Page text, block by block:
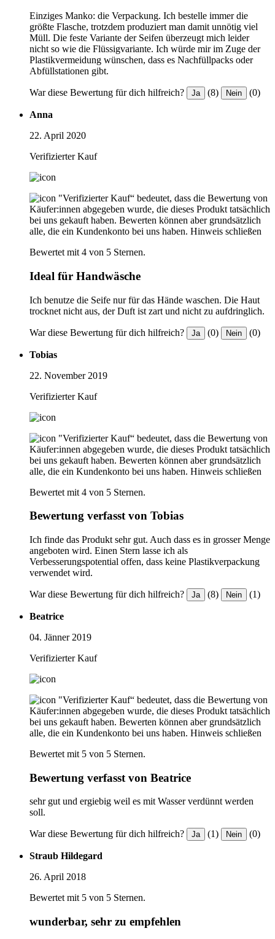
Einziges Manko: die Verpackung. Ich bestelle immer die
größte Flasche, trotzdem produziert man damit unnötig viel
Müll. Die feste Variante der Seifen überzeugt mich leider
nicht so wie die Flüssigvariante. Ich würde mir im Zuge der
Plastikvermeidung wünschen, dass es Nachfüllpacks oder
Abfüllstationen gibt.
War diese Bewertung für dich hilfreich? Ja (8) Nein (0)
Anna
22. April 2020
Verifizierter Kauf
"Verifizierter Kauf“ bedeutet, dass die Bewertung von
Käufer:innen abgegeben wurde, die dieses Produkt tatsächlich
bei uns gekauft haben. Bewerten können aber grundsätzlich
alle, die ein Kundenkonto bei uns haben. Hinweis schließen
Bewertet mit 4 von 5 Sternen.
Ideal für Handwäsche
Ich benutze die Seife nur für das Hände waschen. Die Haut
trocknet nicht aus, der Duft ist zart und nicht zu aufdringlich.
War diese Bewertung für dich hilfreich? Ja (0) Nein (0)
Tobias
22. November 2019
Verifizierter Kauf
"Verifizierter Kauf“ bedeutet, dass die Bewertung von
Käufer:innen abgegeben wurde, die dieses Produkt tatsächlich
bei uns gekauft haben. Bewerten können aber grundsätzlich
alle, die ein Kundenkonto bei uns haben. Hinweis schließen
Bewertet mit 4 von 5 Sternen.
Bewertung verfasst von Tobias
Ich finde das Produkt sehr gut. Auch dass es in grosser Menge
angeboten wird. Einen Stern lasse ich als
Verbesserungspotential offen, dass keine Plastikverpackung
verwendet wird.
War diese Bewertung für dich hilfreich? Ja (8) Nein (1)
Beatrice
04. Jänner 2019
Verifizierter Kauf
"Verifizierter Kauf“ bedeutet, dass die Bewertung von
Käufer:innen abgegeben wurde, die dieses Produkt tatsächlich
bei uns gekauft haben. Bewerten können aber grundsätzlich
alle, die ein Kundenkonto bei uns haben. Hinweis schließen
Bewertet mit 5 von 5 Sternen.
Bewertung verfasst von Beatrice
sehr gut und ergiebig weil es mit Wasser verdünnt werden
soll.
War diese Bewertung für dich hilfreich? Ja (1) Nein (0)
Straub Hildegard
26. April 2018
Bewertet mit 5 von 5 Sternen.
wunderbar, sehr zu empfehlen